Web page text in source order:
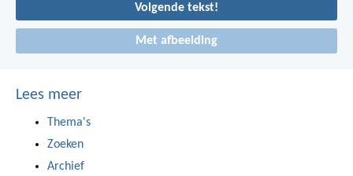
Volgende tekst!
Met afbeelding
Lees meer
Thema's
Zoeken
Archief